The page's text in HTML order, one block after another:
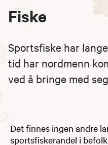
Fiske
Sportsfiske har
tid har nordmenn
ved å bringe med
Det finnes ingen andre
sportsfiskerandel i